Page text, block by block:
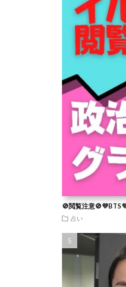
🚫閲覧注意
占い